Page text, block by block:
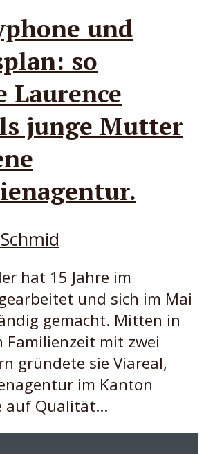
und
so
Laurence
junge Mutter
hat 15 Jahre im
und sich im Mai
gemacht. Mitten in
Familienzeit mit zwei
gründete sie Viareal,
im Kanton
auf Qualität...